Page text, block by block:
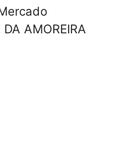
AMOREIRA